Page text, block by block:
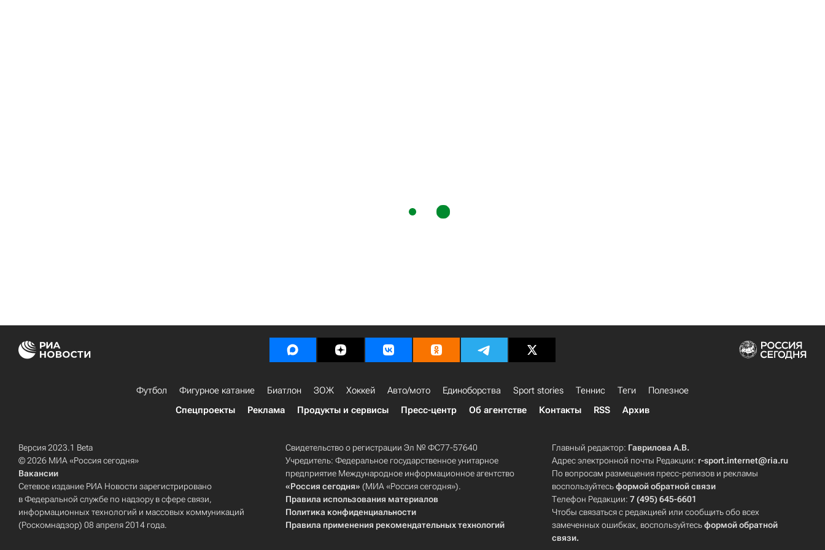
Футбол Фигурное катание Биатлон ЗОЖ Хоккей Авто/мото Единоборства Sport stories Теннис Теги
Полезное
Спецпроекты
Реклама Продукты и сервисы Пресс-центр Об агентстве Контакты RSS Архив
Версия 2023.1 Beta
© 2026 МИА «Россия сегодня»
Вакансии
Сетевое издание РИА Новости зарегистрировано
в Федеральной службе по надзору в сфере связи,
информационных технологий и массовых коммуникаций
(Роскомнадзор) 08 апреля 2014 года.
Свидетельство о регистрации Эл № ФС77-57640
Учредитель: Федеральное государственное унитарное
предприятие Международное информационное агентство
«Россия сегодня» (МИА «Россия сегодня»).
Правила использования материалов
Политика конфиденциальности
Правила применения рекомендательных технологий
Главный редактор: Гаврилова А.В.
Адрес электронной почты Редакции: r-sport.internet@ria.ru
По вопросам размещения пресс-релизов и рекламы
воспользуйтесьформой обратной связи
Телефон Редакции:7 (495) 645-6601
Чтобы связаться с редакцией или сообщить обо всех
замеченных ошибках, воспользуйтесьформой обратной
связи.